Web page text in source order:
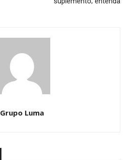
Grupo Luma